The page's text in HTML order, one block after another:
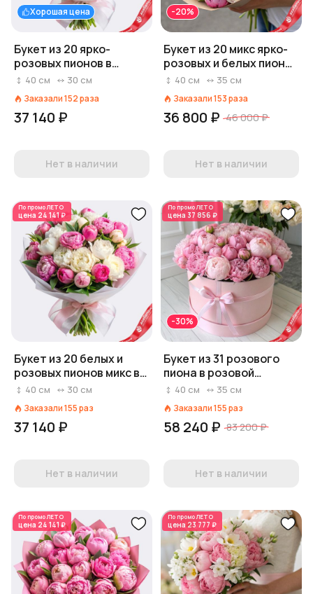
Хорошая цена
Букет из 20 ярко-
розовых пионов в
пленке
40 см 30 см
Заказали152раза
37 140 ₽
Нет в наличии
-20%
Букет из 20 микс ярко-
розовых и белых пионов
с эвкалиптом в крафте
40 см 35 см
Заказали153раза
36 800 ₽ 46 000 ₽
Нет в наличии
По промоЛЕТО
цена 24 141 ₽
Букет из 20 белых и
розовых пионов микс в
пленке
40 см 30 см
Заказали155раз
37 140 ₽
Нет в наличии
По промоЛЕТО
цена 37 856 ₽
-30%
Букет из 31 розового
пиона в розовой
коробке
40 см 35 см
Заказали155раз
58 240 ₽ 83 200 ₽
Нет в наличии
По промоЛЕТО
цена 24 141 ₽
По промоЛЕТО
цена 23 777 ₽